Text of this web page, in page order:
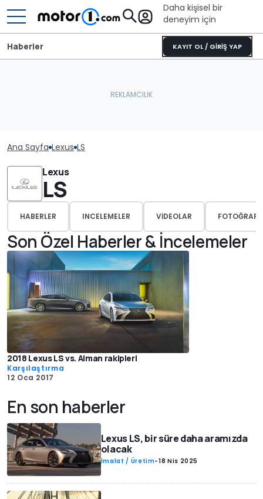
Daha kişisel bir
deneyim için
KAYIT OL / GİRİŞ YAP
Haberler
Ana Sayfa Lexus LS
Lexus
LS
HABERLER INCELEMELER VIDEOLAR
Son Özel Haberler & İncelemeler
2018 Lexus LS vs. Alman rakipleri
Karşılaştırma
12 Oca 2017
En son haberler
Lexus LS, bir süre daha aramızda
olacak
İmalat / Üretim-18 Nis 2025